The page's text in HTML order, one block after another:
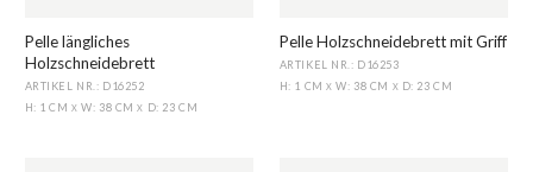
Pelle längliches
Holzschneidebrett
ARTIKEL NR.: D16252
H: 1 CMX W: 38 CMX D: 23 CM
Pelle Holzschneidebrett mit Griff
ARTIKEL NR.: D16253
H: 1 CMX W: 38 CM X D: 23 CM